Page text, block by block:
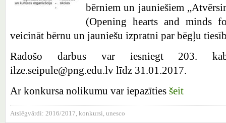
bērniem un jauniešiem
(Opening hearts and minds
veicināt bērnu un jauniešu izpratni par bēgļu
Radošo darbus var iesniegt 203.
ilze.seipule@png.edu.lv līdz 31.01.2017.
Ar konkursa nolikumu var iepazīties šeit
Atslēgvārdi: 2016/2017 konkursi unesco